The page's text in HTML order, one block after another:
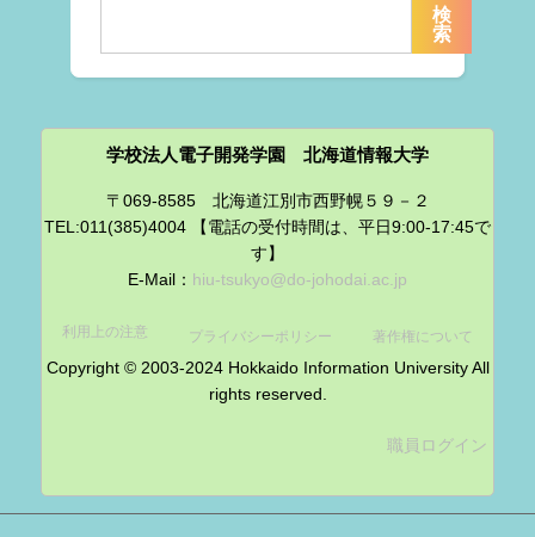
検
索
学校法人電子開発学園 北海道情報大学
〒069-8585 北海道江別市西野幌５９－２
TEL:011(385)4004 【電話の受付時間は、平日9:00-17:45で
す】
E-Mail： hiu-tsukyo@do-johodai.ac.jp
利用上の注意 プライバシーポリシー 著作権について
Copyright © 2003-2024 Hokkaido Information University All
rights reserved.
職員ログイン